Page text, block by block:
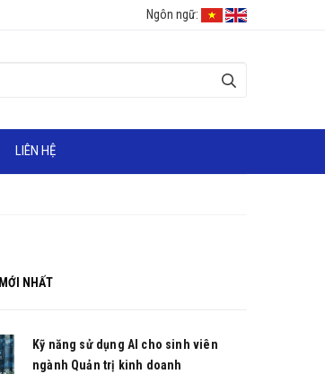
Ngôn ngữ:
LIÊN HỆ
MỚI NHẤT
Kỹ năng sử dụng AI cho sinh viên
ngành Quản trị kinh doanh